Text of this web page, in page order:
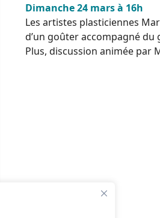
Dimanche 24 mars à 16h
Les artistes plasticiennes
d’un goûter accompagné
Plus, discussion animée par